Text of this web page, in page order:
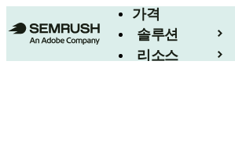
가격
솔루션
리소스